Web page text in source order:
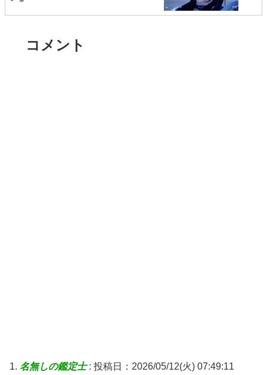
コメント
名無しの鑑定士: 投稿日：2026/05/12(火) 07:49:11